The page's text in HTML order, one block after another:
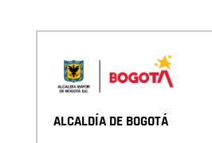
ALCALDÍA DE BOGOTÁ